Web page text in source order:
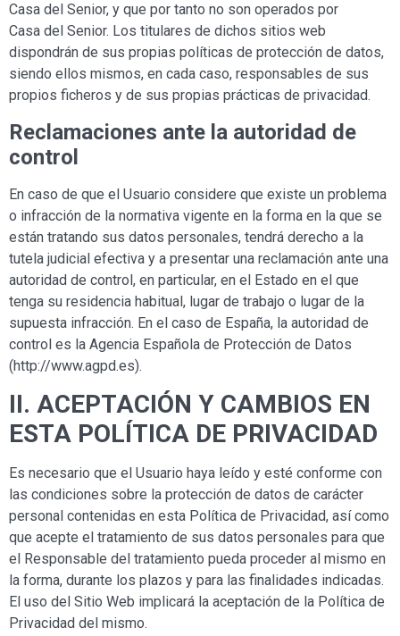
Casa del Senior, y que por tanto no son operados por
Casa del Senior. Los titulares de dichos sitios web
dispondrán de sus propias políticas de protección de datos,
siendo ellos mismos, en cada caso, responsables de sus
propios ficheros y de sus propias prácticas de privacidad.
Reclamaciones ante la autoridad de
control
En caso de que el Usuario considere que existe un problema
o infracción de la normativa vigente en la forma en la que se
están tratando sus datos personales, tendrá derecho a la
tutela judicial efectiva y a presentar una reclamación ante una
autoridad de control, en particular, en el Estado en el que
tenga su residencia habitual, lugar de trabajo o lugar de la
supuesta infracción. En el caso de España, la autoridad de
control es la Agencia Española de Protección de Datos
(http://www.agpd.es).
II. ACEPTACIÓN Y CAMBIOS EN
ESTA POLÍTICA DE PRIVACIDAD
Es necesario que el Usuario haya leído y esté conforme con
las condiciones sobre la protección de datos de carácter
personal contenidas en esta Política de Privacidad, así como
que acepte el tratamiento de sus datos personales para que
el Responsable del tratamiento pueda proceder al mismo en
la forma, durante los plazos y para las finalidades indicadas.
El uso del Sitio Web implicará la aceptación de la Política de
Privacidad del mismo.